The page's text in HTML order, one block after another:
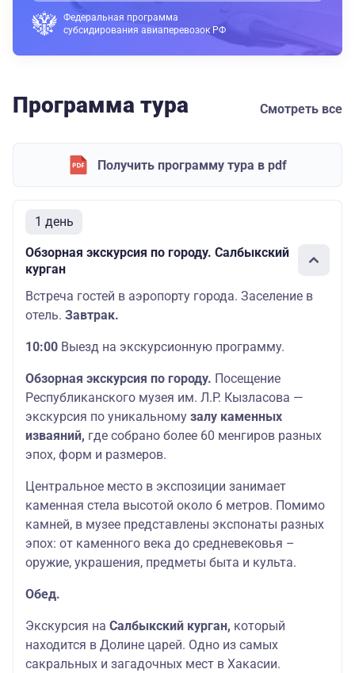
Федеральная программа
субсидирования авиаперевозок РФ
Программа тура Смотреть все
Получить программу тура в pdf
1 день
Обзорная экскурсия по городу. Салбыкский
курган
Встреча гостей в аэропорту города. Заселение в
отель. Завтрак.
10:00 Выезд на экскурсионную программу.
Обзорная экскурсия по городу. Посещение
Республиканского музея им. Л.Р. Кызласова —
экскурсия по уникальному залу каменных
изваяний, где собрано более 60 менгиров разных
эпох, форм и размеров.
Центральное место в экспозиции занимает
каменная стела высотой около 6 метров. Помимо
камней, в музее представлены экспонаты разных
эпох: от каменного века до средневековья –
оружие, украшения, предметы быта и культа.
Обед.
Экскурсия на Салбыкский курган, который
находится в Долине царей. Одно из самых
сакральных и загадочных мест в Хакасии.